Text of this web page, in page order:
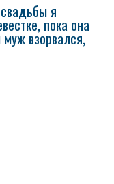
я
пока она
взорвался,